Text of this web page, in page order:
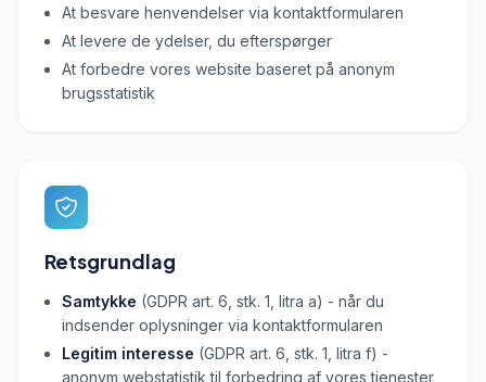
At besvare henvendelser via kontaktformularen
At levere de ydelser, du efterspørger
At forbedre vores website baseret på anonym
brugsstatistik
Retsgrundlag
Samtykke (GDPR art. 6, stk. 1, litra a) - når du
indsender oplysninger via kontaktformularen
Legitim interesse (GDPR art. 6, stk. 1, litra f) -
anonym webstatistik til forbedring af vores tjenester